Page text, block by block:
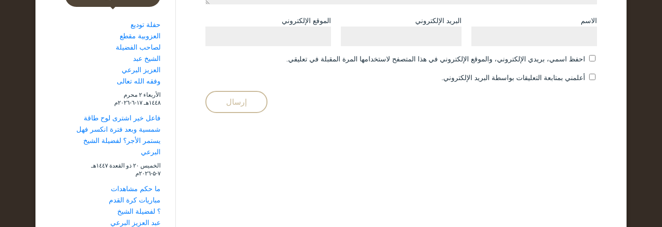
الاسم البريد الإلكتروني الموقع الإلكتروني
احفظ اسمي، بريدي الإلكتروني، والموقع الإلكتروني في هذا المتصفح لاستخدامها المرة المقبلة في تعليقي.
أعلمني بمتابعة التعليقات بواسطة البريد الإلكتروني.
حفلة توديع
العزوبية مقطع
لصاحب الفضيلة
الشيخ عبد
العزيز البرعي
وفقه الله تعالى
الأربعاء ۲ محرم
۱٤٤۸هـ ۱۷-٦-۲۰۲٦م
فاعل خير اشترى لوح طاقة
شمسية وبعد فترة انكسر فهل
يستمر الأجر؟ لفضيلة الشيخ
البرعي
الخميس ۲۰ ذو القعدة ۱٤٤۷هـ
۷-۵-۲۰۲٦م
ما حكم مشاهدات
مباريات كرة القدم
؟ لفضيلة الشيخ
عبد العزيز البرعي